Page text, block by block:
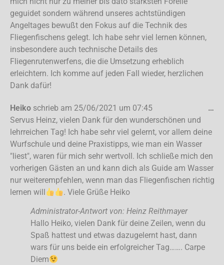
geguidet sondern während unseres achtstündigen
Angeltages bewußt den Fokus auf die Technik des
Fliegenfischens gelegt. Ich habe sehr viel lernen können,
insbesondere auch technische Details des
Fliegenrutenwerfens, die die Umsetzung erheblich
erleichtern. Ich komme auf jeden Fall wieder, herzlichen
Dank dafür!
Heiko schrieb am 25/06/2021 um 07:45
Servus Heinz, vielen Dank für den wunderschönen und
lehrreichen Tag! Ich habe sehr viel gelernt, vor allem deine
Wurfschule und deine Praxistipps, wie man ein Wasser
"liest", waren für mich sehr wertvoll. Ich schließe mich den
vorherigen Gästen an und kann dich als Guide am Wasser
nur weiterempfehlen, wenn man das Fliegenfischen richtig
lernen will
. Viele Grüße Heiko
Administrator-Antwort von: Heinz Reithmayer
Hallo Heiko, vielen Dank für deine Zeilen, wenn du
Spaß hattest und etwas dazugelernt hast, dann
wars für uns beide ein erfolgreicher Tag……. Carpe
Diem
…